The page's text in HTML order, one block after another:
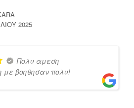
2025
Πολυ αμεση
με βοηθησαν πολυ!